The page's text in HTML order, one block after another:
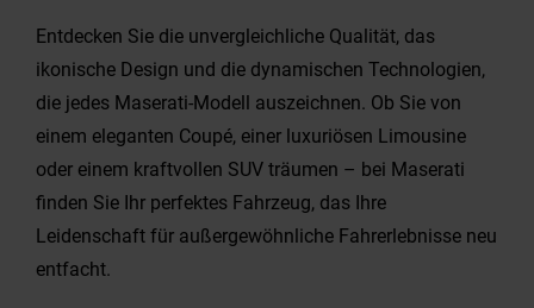
Entdecken Sie die unvergleichliche Qualität, das
ikonische Design und die dynamischen Technologien,
die jedes Maserati-Modell auszeichnen. Ob Sie von
einem eleganten Coupé, einer luxuriösen Limousine
oder einem kraftvollen SUV träumen – bei Maserati
finden Sie Ihr perfektes Fahrzeug, das Ihre
Leidenschaft für außergewöhnliche Fahrerlebnisse neu
entfacht.